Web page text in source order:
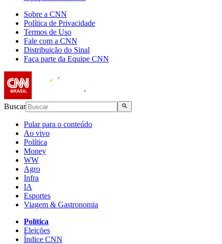
Sobre a CNN
Política de Privacidade
Termos de Uso
Fale com a CNN
Distribuição do Sinal
Faça parte da Equipe CNN
Buscar
Pular para o conteúdo
Ao vivo
Política
Money
WW
Agro
Infra
IA
Esportes
Viagem & Gastronomia
Política
Eleições
Índice CNN